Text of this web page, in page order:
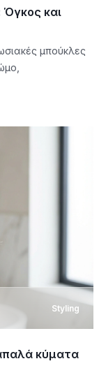
και
μπούκλες
Styling
κύματα